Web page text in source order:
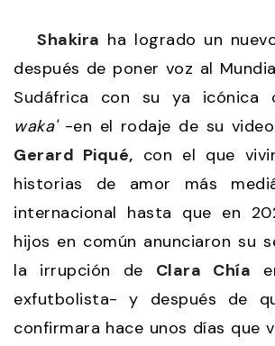
Shakira ha logrado un
después de poner voz al
Sudáfrica con su ya icónica
waka'-en el rodaje de su
Gerard Piqué, con el que
historias de amor más
internacional hasta que en
hijos en común anunciaron su
la irrupción de Clara Chía
exfutbolista- y después de
confirmara hace unos días que